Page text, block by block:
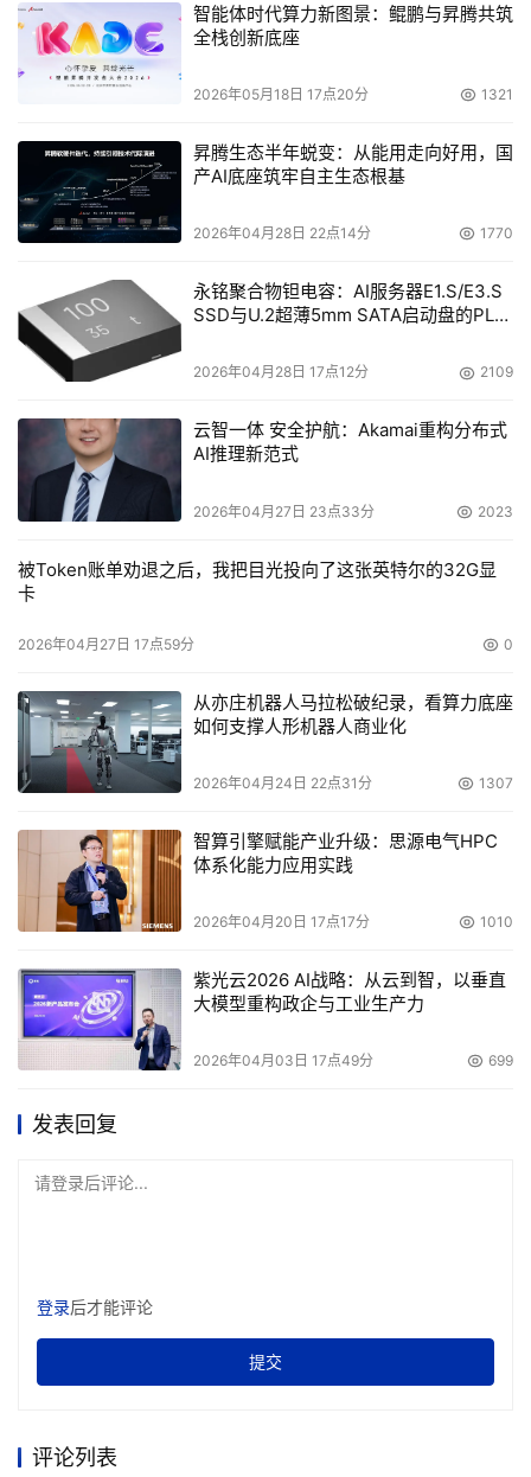
智能体时代算力新图景：鲲鹏与昇腾共筑
全栈创新底座
2026年05月18日 17点20分 1321
昇腾生态半年蜕变：从能用走向好用，国
产AI底座筑牢自主生态根基
2026年04月28日 22点14分 1770
永铭聚合物钽电容：AI服务器E1.S/E3.S
SSD与U.2超薄5mm SATA启动盘的PLP
2026年04月28日 17点12分 2109
云智一体 安全护航：Akamai重构分布式
AI推理新范式
2026年04月27日 23点33分 2023
被Token账单劝退之后，我把目光投向了这张英特尔的32G显
卡
2026年04月27日 17点59分 0
从亦庄机器人马拉松破纪录，看算力底座
如何支撑人形机器人商业化
2026年04月24日 22点31分 1307
智算引擎赋能产业升级：思源电气HPC
体系化能力应用实践
2026年04月20日 17点17分 1010
紫光云2026 AI战略：从云到智，以垂直
大模型重构政企与工业生产力
2026年04月03日 17点49分 699
发表回复
请登录后评论...
登录后才能评论
提交
评论列表